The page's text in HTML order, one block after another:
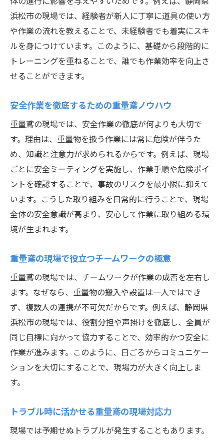
浜松市の現場では、経験者が新人に丁寧に道具の使い方
や作業の流れを教えることで、未経験者でも着実にスキ
ルを身につけています。このように、基礎から段階的に
トレーニングを重ねることで、誰でも作業効率を向上さ
せることができます。
安全作業を徹底するための重量鳶ノウハウ
重量鳶の現場では、安全作業の徹底が何よりも大切で
す。理由は、重量物を扱う作業には常に危険が伴うた
め、知識と注意力が求められるからです。例えば、現場
ごとに安全ミーティングを実施し、作業手順や危険ポイ
ントを確認することで、事故のリスクを最小限に抑えて
います。こうした取り組みを日常的に行うことで、現場
全体の安全意識が高まり、安心して作業に取り組める環
境が生まれます。
重量鳶の現場で役立つチームワークの極意
重量鳶の現場では、チームワークが作業の成否を左右し
ます。なぜなら、重量物の搬入や設置は一人ではでき
ず、複数人の連携が不可欠だからです。例えば、静岡県
浜松市の現場では、役割分担や声掛けを徹底し、全員が
同じ目標に向かって協力することで、効率的かつ安全に
作業が進みます。このように、日ごろからコミュニケー
ションを大切にすることで、現場力が大きく向上しま
す。
トラブル時に活かせる重量鳶の現場対応力
現場では予期せぬトラブルが発生することもあります。